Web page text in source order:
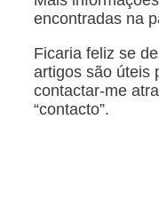
encontradas na
Ficaria feliz se
artigos são úteis
contactar-me
“contacto”.